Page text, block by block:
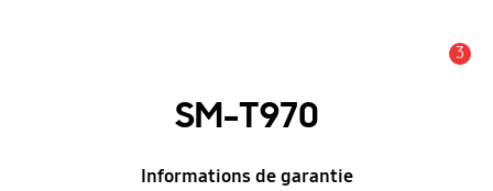
3
SM-T970
Informations de garantie